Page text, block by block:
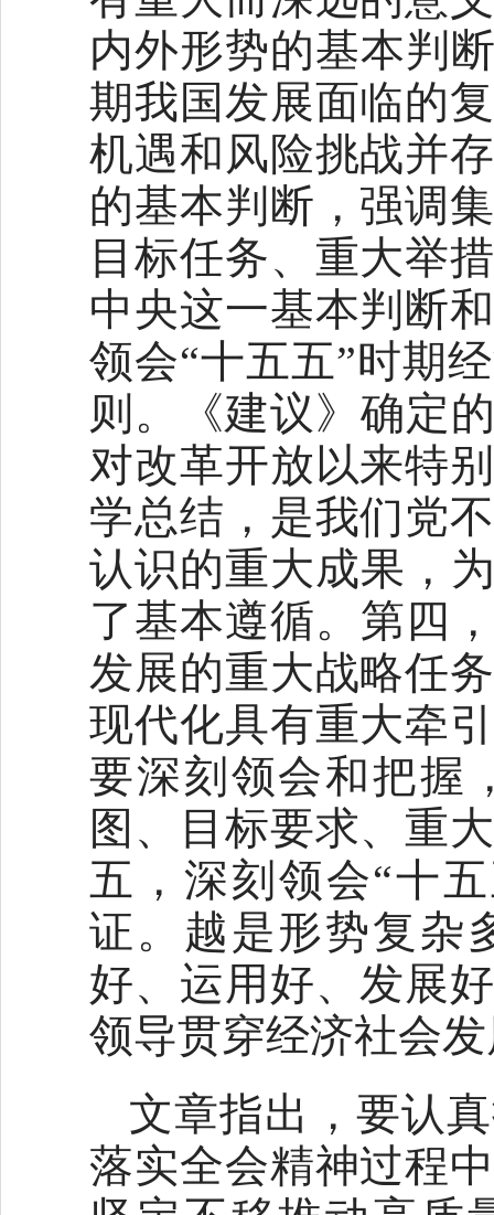
内外形势的基本判
期我国发展面临的
机遇和风险挑战并
的基本判断，强调
目标任务、重大举
中央这一基本判断
领会“十五五”时期
则。《建议》确定
对改革开放以来特
学总结，是我们党
认识的重大成果，
了基本遵循。第四
发展的重大战略任
现代化具有重大牵
要深刻领会和把握
图、目标要求、重
五，深刻领会“十
证。越是形势复杂
好、运用好、发展
领导贯穿经济社会
文章指出，要认
落实全会精神过程